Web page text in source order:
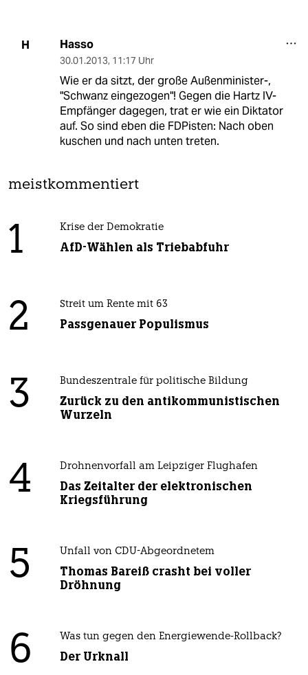
H Hasso
30.01.2013, 11:17 Uhr
Wie er da sitzt, der große Außenminister-,
"Schwanz eingezogen"! Gegen die Hartz IV-
Empfänger dagegen, trat er wie ein Diktator
auf. So sind eben die FDPisten: Nach oben
kuschen und nach unten treten.
meistkommentiert
1 Krise der Demokratie
AfD-Wählen als Triebabfuhr
2 Streit um Rente mit 63
Passgenauer Populismus
3 Bundeszentrale für politische Bildung
Zurück zu den antikommunistischen
Wurzeln
4 Drohnenvorfall am Leipziger Flughafen
Das Zeitalter der elektronischen
Kriegsführung
5 Unfall von CDU-Abgeordnetem
Thomas Bareiß crasht bei voller
Dröhnung
6 Was tun gegen den Energiewende-Rollback?
Der Urknall